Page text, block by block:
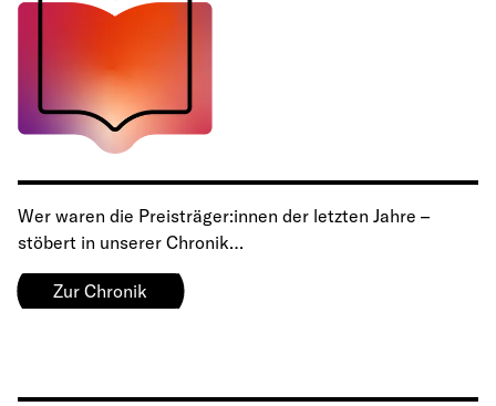
Wer waren die Preisträger:innen der letzten Jahre –
stöbert in unserer Chronik…
Zur Chronik